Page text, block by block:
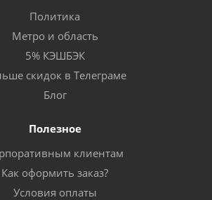
Политика
Метро и область
5% КЭШБЭК
скидок в Телеграме
Блог
Полезное
клиентам
Как оформить заказ?
Условия оплаты